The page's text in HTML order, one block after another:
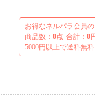
お得なネルパラ会員
商品数： 0点 合計： 0
5000円以上で送料無料